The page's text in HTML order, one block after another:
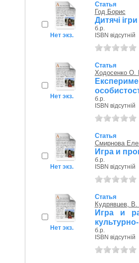
Нет экз.
Статья
Год Борис
Дитячі
б.р.
ISBN відсутній
Нет экз.
Статья
Ходосенко
б.р.
ISBN відсутній
Нет экз.
Статья
Смирнова
Игра и
б.р.
ISBN відсутній
Нет экз.
Статья
Кудрявцев, В.
Игра и
б.р.
ISBN відсутній